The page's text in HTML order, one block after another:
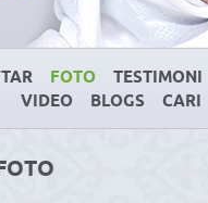
FOTO TESTIMONI
VIDEO
BLOGS CARI